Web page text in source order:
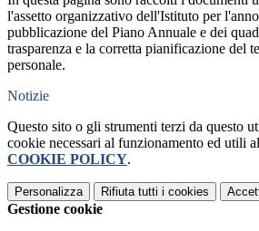
l'assetto organizzativo dell'Istituto per
pubblicazione del Piano Annuale e dei
trasparenza e la corretta pianificazione del
personale.
Notizie
Questo sito o gli strumenti terzi da questo
cookie necessari al funzionamento ed utili
COOKIE POLICY.
Personalizza Rifiuta tutti i cookies
Gestione cookie